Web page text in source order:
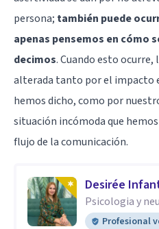
persona; también puede
apenas pensemos en cómo
decimos. Cuando esto ocurre,
alterada tanto por el impacto
hemos dicho, como por
situación incómoda que
flujo de la comunicación.
Desirée
Psicologia y
Profesional